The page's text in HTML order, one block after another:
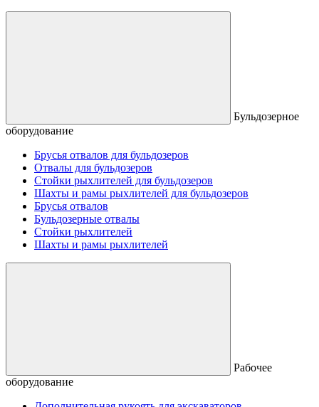
Бульдозерное
оборудование
Брусья отвалов для бульдозеров
Отвалы для бульдозеров
Стойки рыхлителей для бульдозеров
Шахты и рамы рыхлителей для бульдозеров
Брусья отвалов
Бульдозерные отвалы
Стойки рыхлителей
Шахты и рамы рыхлителей
Рабочее
оборудование